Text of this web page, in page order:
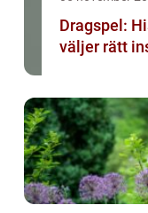
Dragspel:
väljer rätt